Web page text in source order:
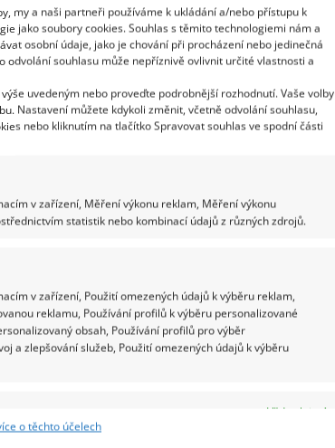
my a naši partneři používáme k ukládání a/nebo přístupu k
jako soubory cookies. Souhlas s těmito technologiemi nám a
osobní údaje, jako je chování při procházení nebo jedinečná
odvolání souhlasu může nepříznivě ovlivnit určité vlastnosti a
uvedeným nebo proveďte podrobnější rozhodnutí. Vaše volby
Nastavení můžete kdykoli změnit, včetně odvolání souhlasu,
nebo kliknutím na tlačítko Spravovat souhlas ve spodní části
v zařízení, Měření výkonu reklam, Měření výkonu
statistik nebo kombinací údajů z různých zdrojů.
v zařízení, Použití omezených údajů k výběru reklam,
reklamu, Používání profilů k výběru personalizované
obsah, Používání profilů pro výběr
a zlepšování služeb, Použití omezených údajů k výběru
Vždy aktivní
o těchto účelech
prospějí nižší výdaje
teplota a větrání
na: